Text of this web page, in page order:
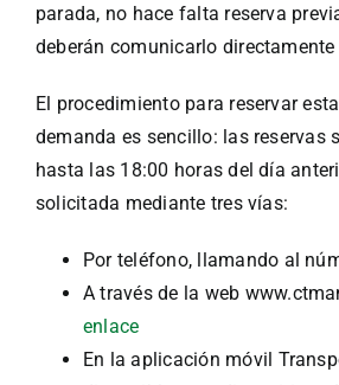
parada, no hace falta reserva
deberán comunicarlo
El procedimiento para reservar
demanda es sencillo: las reservas
hasta las 18:00 horas del día
solicitada mediante tres vías:
Por teléfono, llamando al
A través de la web
enlace
En la aplicación móvil